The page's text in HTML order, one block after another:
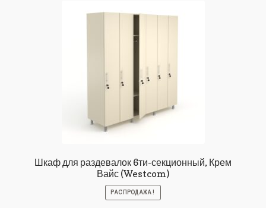
Шкаф для раздевалок 6ти-секционный, Крем
Вайс (Westcom)
РАСПРОДАЖА!